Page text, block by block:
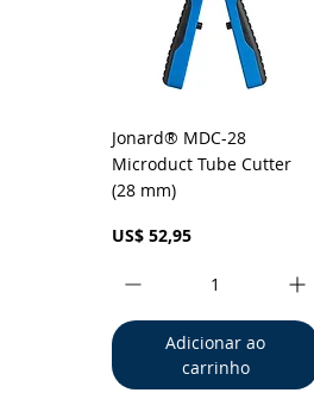
Visualização rápida
Jonard® MDC-28
Microduct Tube Cutter
(28 mm)
Preço
US$ 52,95
Adicionar ao
carrinho